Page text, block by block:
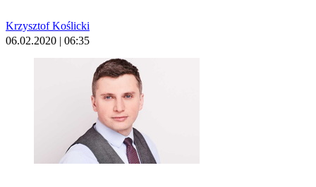
Krzysztof Koślicki
06.02.2020 | 06:35